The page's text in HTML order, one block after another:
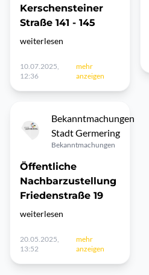
Kerschensteiner
Straße 141 - 145
weiterlesen
10.07.2025,
12:36
mehr
anzeigen
Bekanntmachungen
Stadt Germering
Bekanntmachungen
Öffentliche
Nachbarzustellung
Friedenstraße 19
weiterlesen
20.05.2025,
13:52
mehr
anzeigen